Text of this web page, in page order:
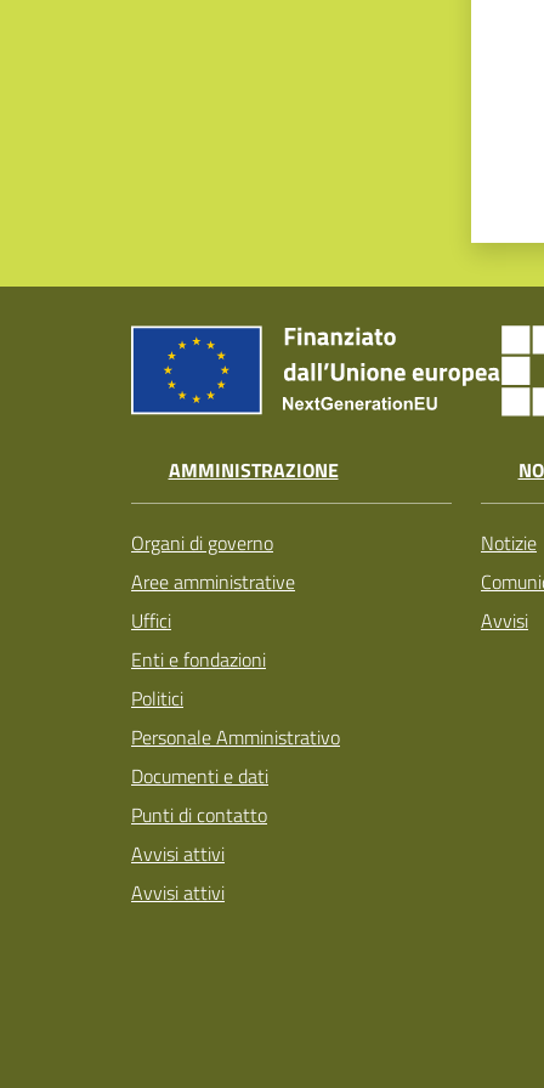
AMMINISTRAZIONE
Organi di governo
Aree amministrative
Uffici
Enti e fondazioni
Politici
Personale Amministrativo
Documenti e dati
Punti di contatto
Avvisi attivi
Avvisi attivi
Notizie
Avvisi